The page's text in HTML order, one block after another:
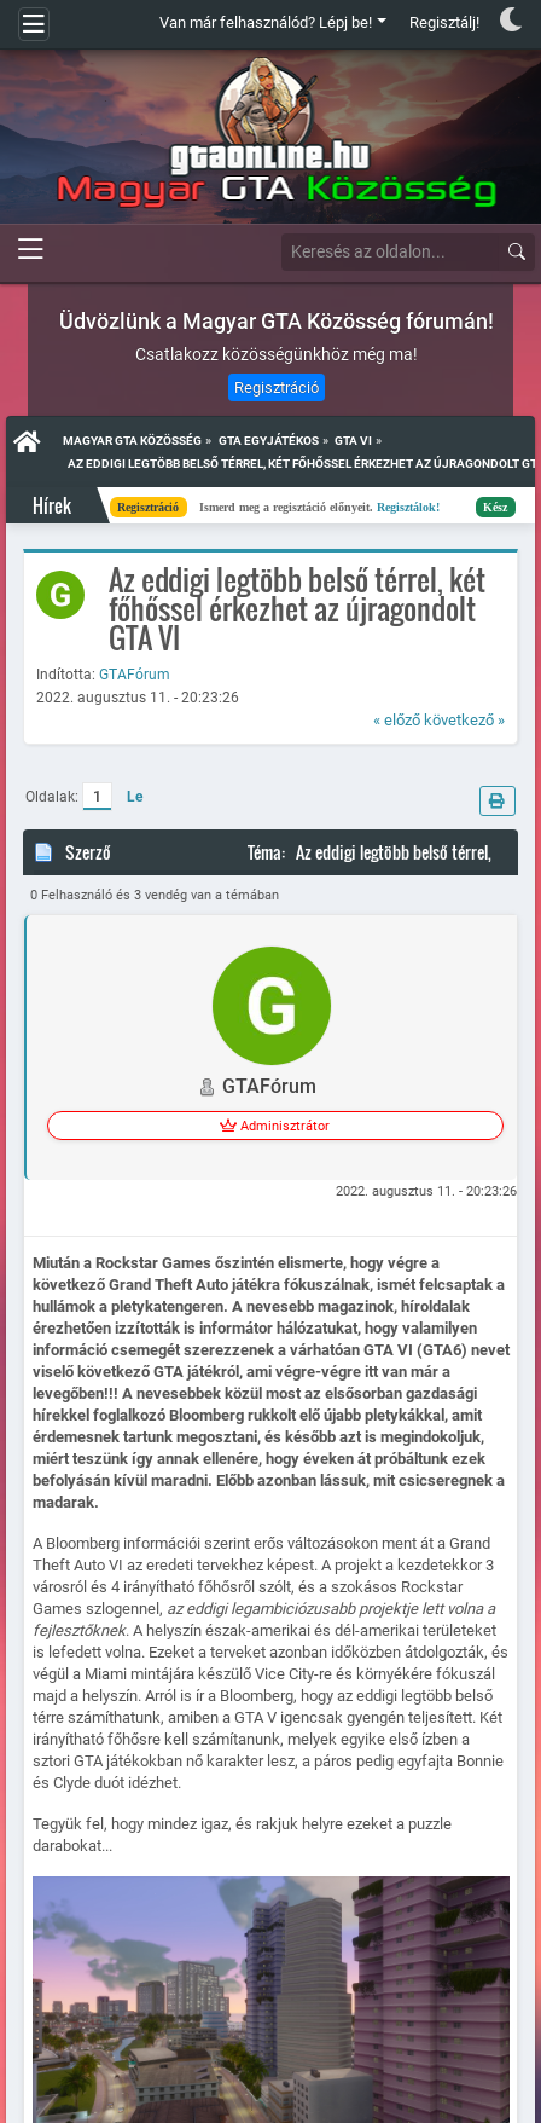
Van már felhasználód? Lépj be! Regisztálj!
Üdvözlünk a Magyar GTA Közösség fórumán!
Csatlakozz közösségünkhöz még ma!
Regisztráció
MAGYAR GTA KÖZÖSSÉG » GTA EGYJÁTÉKOS » GTA VI »
AZ EDDIGI LEGTÖBB BELSŐ TÉRREL, KÉT FŐHŐSSEL ÉRKEZHET AZ ÚJRAGONDOLT
HírekRegisztráció Ismerd meg a regisztáció előnyeit. Regisztálok! Kész Elkészült
Az eddigi legtöbb belső térrel, két
főhőssel érkezhet az újragondolt
GTA VI
Indította: GTAFórum
2022. augusztus 11. - 20:23:26
« előző következő »
Oldalak: 1 Le
Szerző
Téma: Az eddigi legtöbb belső térrel,
két főhőssel érkezhet az újragondolt GTA VI (Megtekintve 84504
0 Felhasználó és 3 vendég van a témában
GTAFórum
Adminisztrátor
2022. augusztus 11. - 20:23:26
Miután a Rockstar Games őszintén elismerte, hogy végre a
következő Grand Theft Auto játékra fókuszálnak, ismét felcsaptak a
hullámok a pletykatengeren. A nevesebb magazinok, híroldalak
érezhetően izzították is informátor hálózatukat, hogy valamilyen
információ csemegét szerezzenek a várhatóan GTA VI (GTA6) nevet
viselő következő GTA játékról, ami végre-végre itt van már a
levegőben!!! A nevesebbek közül most az elsősorban gazdasági
hírekkel foglalkozó Bloomberg rukkolt elő újabb pletykákkal, amit
érdemesnek tartunk megosztani, és később azt is megindokoljuk,
miért teszünk így annak ellenére, hogy éveken át próbáltunk ezek
befolyásán kívül maradni. Előbb azonban lássuk, mit csicseregnek a
madarak.
A Bloomberg információi szerint erős változásokon ment át a Grand
Theft Auto VI az eredeti tervekhez képest. A projekt a kezdetekkor 3
városról és 4 irányítható főhősről szólt, és a szokásos Rockstar
Games szlogennel, az eddigi legambiciózusabb projektje lett volna a
fejlesztőknek. A helyszín észak-amerikai és dél-amerikai területeket
is lefedett volna. Ezeket a terveket azonban időközben átdolgozták, és
végül a Miami mintájára készülő Vice City-re és környékére fókuszál
majd a helyszín. Arról is ír a Bloomberg, hogy az eddigi legtöbb belső
térre számíthatunk, amiben a GTA V igencsak gyengén teljesített. Két
irányítható főhősre kell számítanunk, melyek egyike első ízben a
sztori GTA játékokban nő karakter lesz, a páros pedig egyfajta Bonnie
és Clyde duót idézhet.
Tegyük fel, hogy mindez igaz, és rakjuk helyre ezeket a puzzle
darabokat...